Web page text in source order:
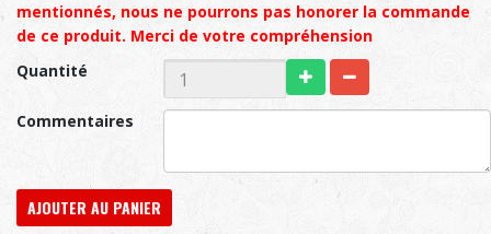
mentionnés, nous ne pourrons pas honorer la commande
de ce produit. Merci de votre compréhension
Quantité
Commentaires
AJOUTER AU PANIER